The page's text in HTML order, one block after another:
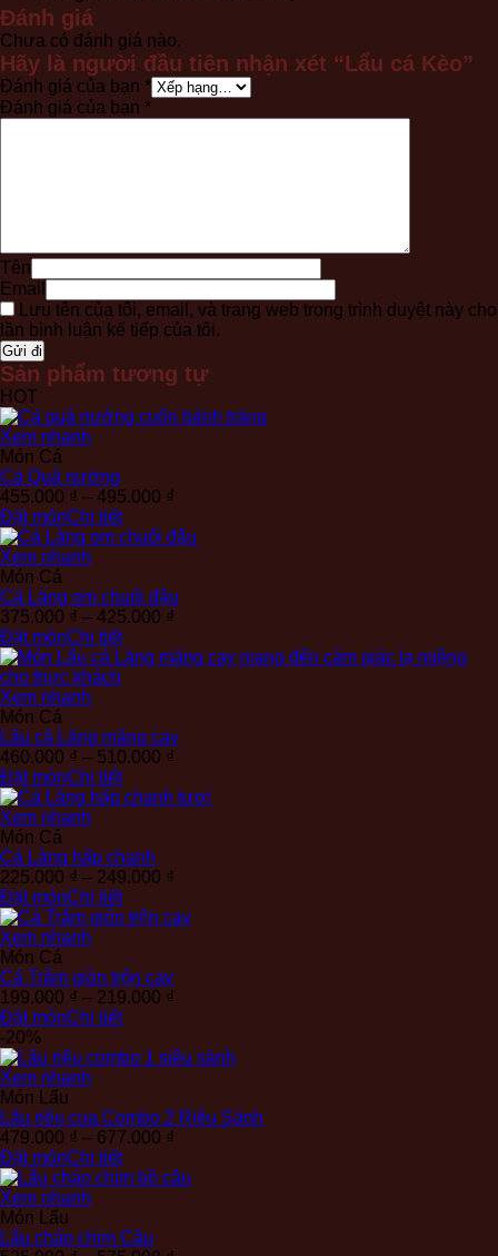
Đánh giá
Chưa có đánh giá nào.
Hãy là người đầu tiên nhận xét “Lẩu cá Kèo”
Đánh giá của bạn *
Đánh giá của bạn *
Tên
Email
Lưu tên của tôi, email, và trang web trong trình duyệt này cho
lần bình luận kế tiếp của tôi.
Sản phẩm tương tự
HOT
Xem nhanh
Món Cá
Cá Quả nướng
455.000 ₫ – 495.000 ₫
từ
495.000 ₫
Đặt mónChi tiết
Xem nhanh
Món Cá
Cá Lăng om chuối đậu
375.000 ₫ – 425.000 ₫
từ
Đặt mónChi tiết
Xem nhanh
Món Cá
Lẩu cá Lăng măng cay
460.000 ₫ – 510.000 ₫
từ
Đặt mónChi tiết
Xem nhanh
Món Cá
Cá Lăng hấp chanh
225.000 ₫ – 249.000 ₫
từ
Đặt mónChi tiết
Xem nhanh
Món Cá
Cá Trắm giòn trộn cay
199.000 ₫ – 219.000 ₫
199.000 ₫
Đặt mónChi tiết
-20%
Xem nhanh
Món Lẩu
Lẩu riêu cua Combo 2 Riêu Sành
479.000 ₫ – 677.000 ₫
từ
Đặt mónChi tiết
Xem nhanh
Món Lẩu
Lẩu cháo chim Câu